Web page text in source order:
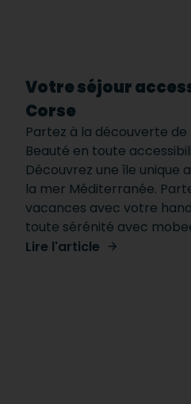
Votre séjour
Corse
Partez à la découverte de
Beauté en toute
Découvrez une île unique
la mer Méditerranée.
vacances avec votre
toute sérénité avec
Lire l'article